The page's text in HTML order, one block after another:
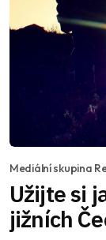
Mediální skupina
Užijte si
jižních